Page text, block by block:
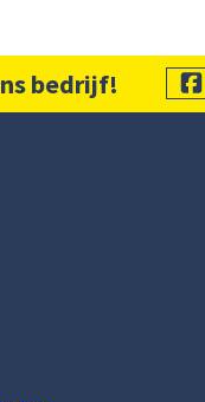
bedrijf!